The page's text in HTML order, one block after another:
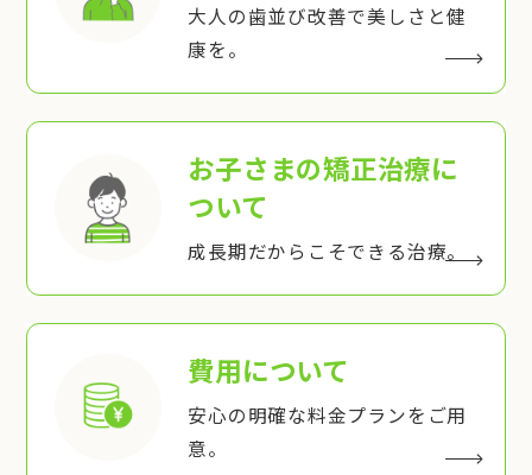
大人の歯並び改善で美しさと健
康を。
お子さまの矯正治療に
ついて
成長期だからこそできる治療。
費用について
安心の明確な料金プランをご用
意。